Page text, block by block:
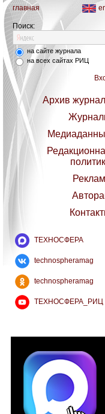
главная
Поиск:
на сайте журнала
на всех сайтах РИЦ
Архив
ТЕХНОСФЕРА
technospheramag
technospheramag
ТЕХНОСФЕРА_РИЦ